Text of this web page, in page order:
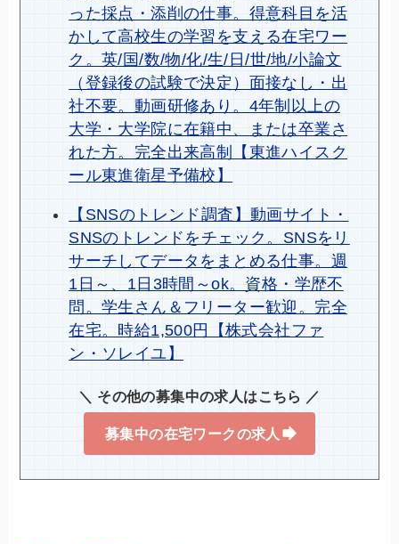
った採点・添削の仕事。得意科目を活
かして高校生の学習を支える在宅ワー
ク。英/国/数/物/化/生/日/世/地/小論文
（登録後の試験で決定）面接なし・出
社不要。動画研修あり。4年制以上の
大学・大学院に在籍中、または卒業さ
れた方。完全出来高制【東進ハイスク
ール東進衛星予備校】
【SNSのトレンド調査】動画サイト・
SNSのトレンドをチェック。SNSをリ
サーチしてデータをまとめる仕事。週
1日～、1日3時間～ok。資格・学歴不
問。学生さん＆フリーター歓迎。完全
在宅。時給1,500円【株式会社ファ
ン・ソレイユ】
＼ その他の募集中の求人はこちら ／
募集中の在宅ワークの求人